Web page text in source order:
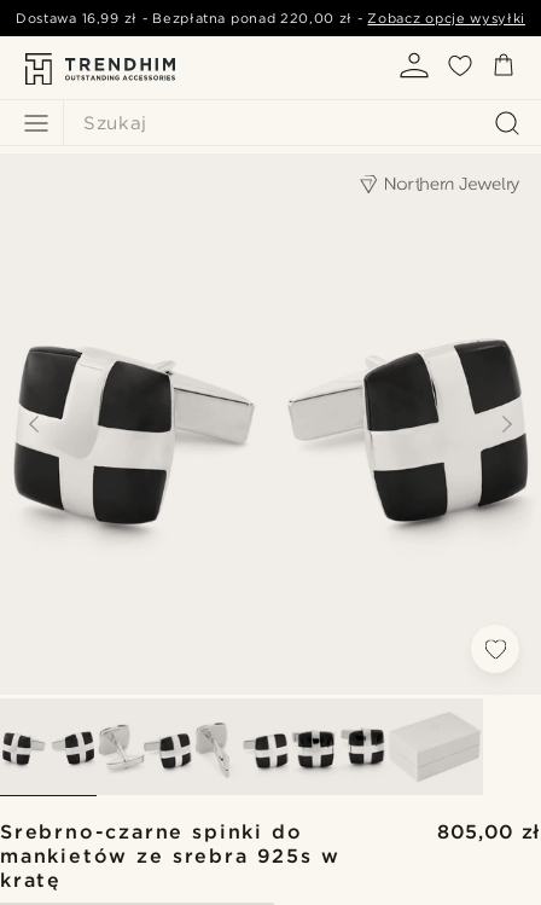
Szukaj
Dostawa 16,99 zł - Bezpłatna ponad220,00 zł -Zobacz opcje wysyłki
Srebrno-czarne spinki do
mankietów ze srebra 925s w
kratę
805,00 zł